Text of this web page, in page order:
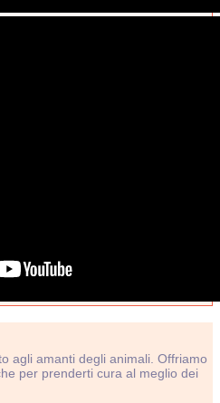
agli amanti degli animali. Offriamo
per prenderti cura al meglio dei